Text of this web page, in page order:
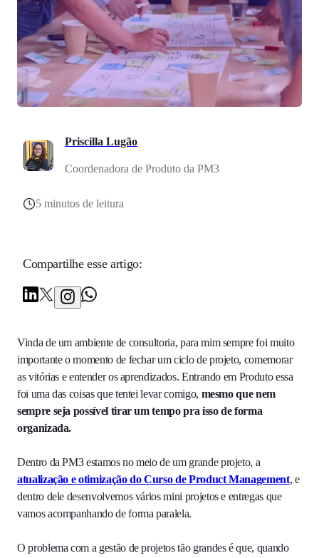
Priscilla Lugão
Coordenadora de Produto da PM3
5 minutos de leitura
Compartilhe esse artigo:
Vinda de um ambiente de consultoria, para mim sempre foi muito
importante o momento de fechar um ciclo de projeto, comemorar
as vitórias e entender os aprendizados. Entrando em Produto essa
foi uma das coisas que tentei levar comigo, mesmo que nem
sempre seja possível tirar um tempo pra isso de forma
organizada.
Dentro da PM3 estamos no meio de um grande projeto, a
atualização e otimização do Curso de Product Management, e
dentro dele desenvolvemos vários mini projetos e entregas que
vamos acompanhando de forma paralela.
O problema com a gestão de projetos tão grandes é que, quando